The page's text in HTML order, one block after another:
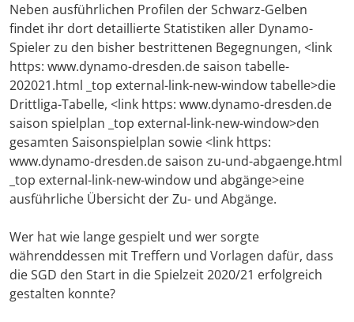
Neben ausführlichen Profilen der Schwarz-Gelben
findet ihr dort detaillierte Statistiken aller Dynamo-
Spieler zu den bisher bestrittenen Begegnungen, <link
https: www.dynamo-dresden.de saison tabelle-
202021.html _top external-link-new-window tabelle>die
Drittliga-Tabelle, <link https: www.dynamo-dresden.de
saison spielplan _top external-link-new-window>den
gesamten Saisonspielplan sowie <link https:
www.dynamo-dresden.de saison zu-und-abgaenge.html
_top external-link-new-window und abgänge>eine
ausführliche Übersicht der Zu- und Abgänge.
Wer hat wie lange gespielt und wer sorgte
währenddessen mit Treffern und Vorlagen dafür, dass
die SGD den Start in die Spielzeit 2020/21 erfolgreich
gestalten konnte?